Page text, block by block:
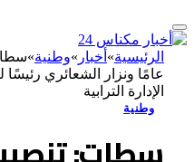
الرئيسية» أخبار »وطنية»
عامًا ونزار الشعائري رئيسًا
الإدارة الترابية
وطنية